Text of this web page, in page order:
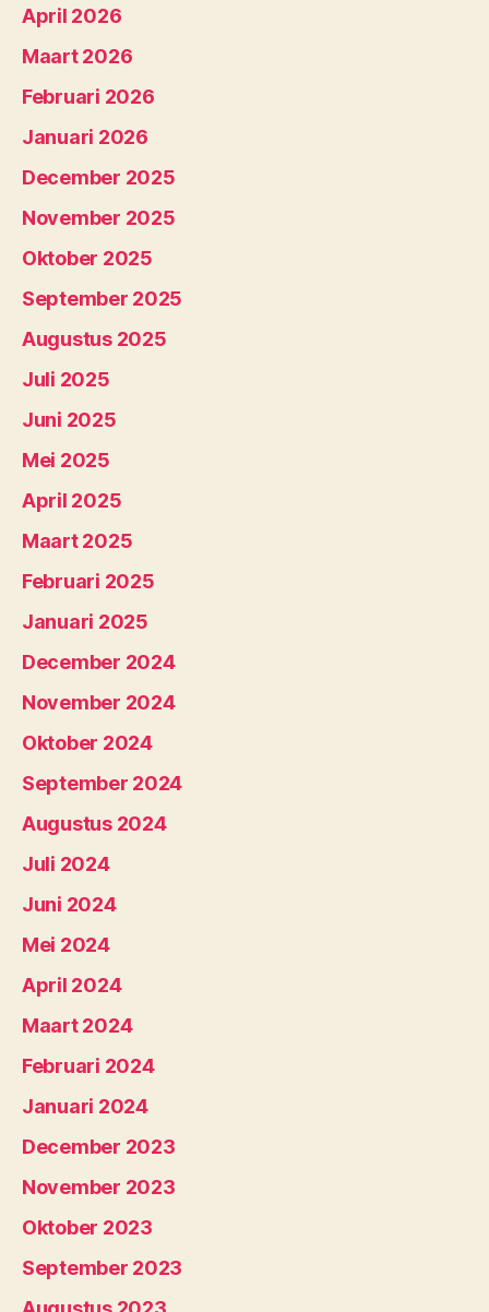
April 2026
Maart 2026
Februari 2026
Januari 2026
December 2025
November 2025
Oktober 2025
September 2025
Augustus 2025
Juli 2025
Juni 2025
Mei 2025
April 2025
Maart 2025
Februari 2025
Januari 2025
December 2024
November 2024
Oktober 2024
September 2024
Augustus 2024
Juli 2024
Juni 2024
Mei 2024
April 2024
Maart 2024
Februari 2024
Januari 2024
December 2023
November 2023
Oktober 2023
September 2023